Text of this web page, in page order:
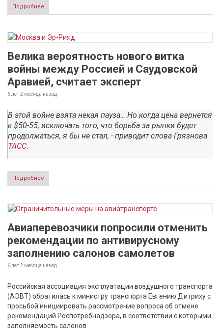
Подробнее
Велика вероятность нового витка
войны между Россией и Саудовской
Аравией, считает эксперт
6 лет 2 месяца назад
В этой войне взята некая пауза… Но когда цена вернется
к $50-55, исключать того, что борьба за рынки будет
продолжаться, я бы не стал, - приводит слова Грязнова
ТАСС.
Подробнее
Авиаперевозчики попросили отменить
рекомендации по антивирусному
заполнению салонов самолетов
6 лет 2 месяца назад
Российская ассоциация эксплуатации воздушного транспорта
(АЭВТ) обратилась к министру транспорта Евгению Дитриху с
просьбой инициировать рассмотрение вопроса об отмене
рекомендаций Роспотребнадзора, в соответствии с которыми
заполняемость салонов